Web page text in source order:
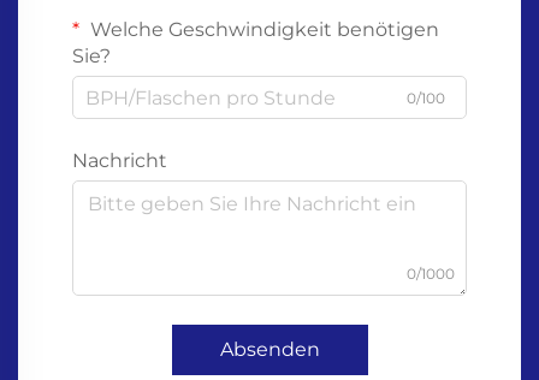
Welche Geschwindigkeit benötigen
Sie?
0/100
Nachricht
0/1000
Absenden